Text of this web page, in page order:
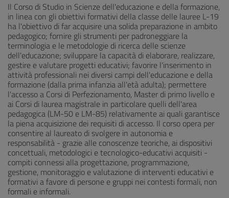
Il Corso di Studio in Scienze dell'educazione e della formazione,
in linea con gli obiettivi formativi della classe delle lauree L-19
ha l'obiettivo di far acquisire una solida preparazione in ambito
pedagogico; fornire gli strumenti per padroneggiare la
terminologia e le metodologie di ricerca delle scienze
dell'educazione; sviluppare la capacità di elaborare, realizzare,
gestire e valutare progetti educativi; favorire l'inserimento in
attività professionali nei diversi campi dell'educazione e della
formazione (dalla prima infanzia all'età adulta); permettere
l'accesso a Corsi di Perfezionamento, Master di primo livello e
ai Corsi di laurea magistrale in particolare quelli dell'area
pedagogica (LM-50 e LM-85) relativamente ai quali garantisce
la piena acquisizione dei requisiti di accesso. Il corso opera per
consentire al laureato di svolgere in autonomia e
responsabilità - grazie alle conoscenze teoriche, ai dispositivi
concettuali, metodologici e tecnologico-educativi acquisiti -
compiti connessi alla progettazione, programmazione,
gestione, monitoraggio e valutazione di interventi educativi e
formativi a favore di persone e gruppi nei contesti formali, non
formali e informali.